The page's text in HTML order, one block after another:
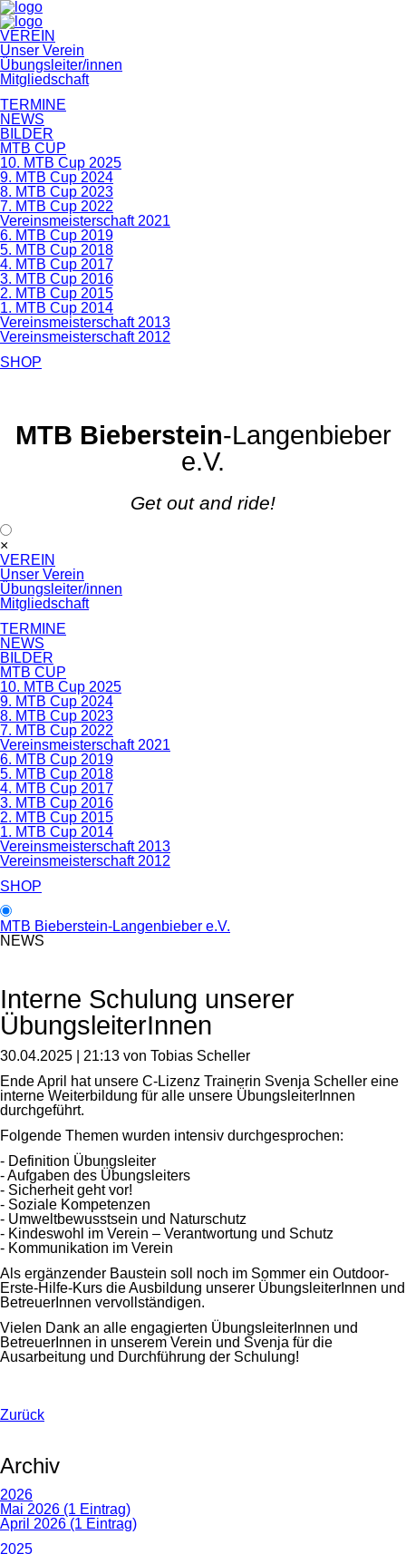
Navigation
überspringen
VEREIN
Unser Verein
Übungsleiter/innen
Mitgliedschaft
TERMINE
NEWS
BILDER
MTB CUP
10. MTB Cup 2025
9. MTB Cup 2024
8. MTB Cup 2023
7. MTB Cup 2022
Vereinsmeisterschaft 2021
6. MTB Cup 2019
5. MTB Cup 2018
4. MTB Cup 2017
3. MTB Cup 2016
2. MTB Cup 2015
1. MTB Cup 2014
Vereinsmeisterschaft 2013
Vereinsmeisterschaft 2012
SHOP
MTB Bieberstein-Langenbieber
e.V.
Get out and ride!
×
überspringen
VEREIN
Unser Verein
Übungsleiter/innen
Mitgliedschaft
TERMINE
NEWS
BILDER
MTB CUP
10. MTB Cup 2025
9. MTB Cup 2024
8. MTB Cup 2023
7. MTB Cup 2022
Vereinsmeisterschaft 2021
6. MTB Cup 2019
5. MTB Cup 2018
4. MTB Cup 2017
3. MTB Cup 2016
2. MTB Cup 2015
1. MTB Cup 2014
Vereinsmeisterschaft 2013
Vereinsmeisterschaft 2012
SHOP
MTB Bieberstein-Langenbieber e.V.
NEWS
Interne Schulung unserer
ÜbungsleiterInnen
30.04.2025 | 21:13 von Tobias Scheller
Ende April hat unsere C-Lizenz Trainerin Svenja Scheller eine
interne Weiterbildung für alle unsere ÜbungsleiterInnen
durchgeführt.
Folgende Themen wurden intensiv durchgesprochen:
- Definition Übungsleiter
- Aufgaben des Übungsleiters
- Sicherheit geht vor!
- Soziale Kompetenzen
- Umweltbewusstsein und Naturschutz
- Kindeswohl im Verein – Verantwortung und Schutz
- Kommunikation im Verein
Als ergänzender Baustein soll noch im Sommer ein Outdoor-
Erste-Hilfe-Kurs die Ausbildung unserer ÜbungsleiterInnen und
BetreuerInnen vervollständigen.
Vielen Dank an alle engagierten ÜbungsleiterInnen und
BetreuerInnen in unserem Verein und Svenja für die
Ausarbeitung und Durchführung der Schulung!
Zurück
Archiv
2026
Mai 2026 (1 Eintrag)
April 2026 (1 Eintrag)
2025